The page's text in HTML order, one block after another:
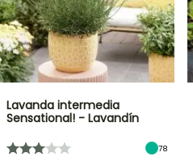
Lavanda intermedia
Sensational! - Lavandín
78